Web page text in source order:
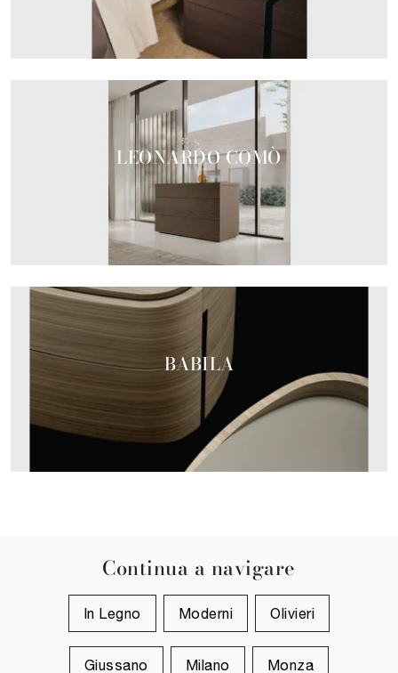
LEONARDO COMÒ
BABILA
Continua a navigare
In Legno Moderni Olivieri
Giussano Milano Monza